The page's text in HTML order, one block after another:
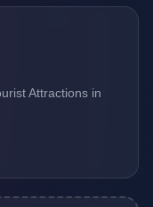
Attractions in